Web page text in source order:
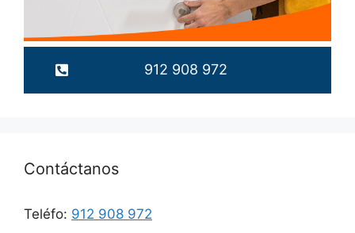
912 908 972
Contáctanos
Teléfo: 912 908 972